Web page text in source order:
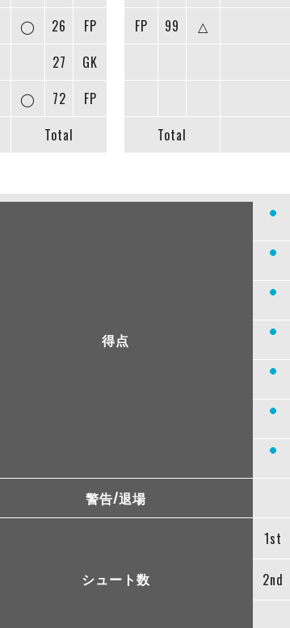
◯ 26
FP
27
GK
◯ 72
FP
Total
FP
99 △
Total
得点
警告/退場
シュート数
1st
2nd